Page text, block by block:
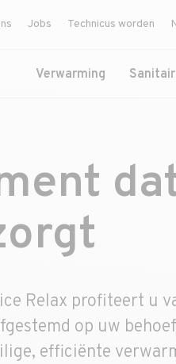
Jobs Technicus worden
Verwarming Sanitair
Relax profiteert u
op uw
efficiënte